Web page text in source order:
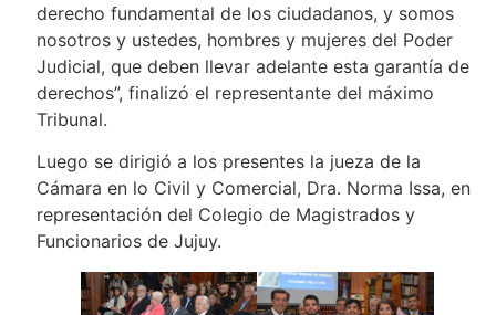
derecho fundamental de los ciudadanos, y somos
nosotros y ustedes, hombres y mujeres del Poder
Judicial, que deben llevar adelante esta garantía de
derechos”, finalizó el representante del máximo
Tribunal.
Luego se dirigió a los presentes la jueza de la
Cámara en lo Civil y Comercial, Dra. Norma Issa, en
representación del Colegio de Magistrados y
Funcionarios de Jujuy.